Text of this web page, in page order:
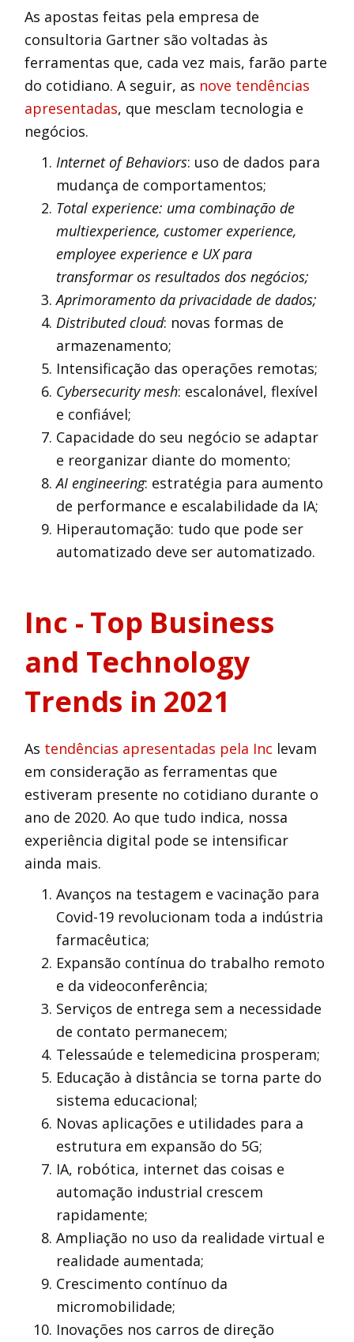
As apostas feitas pela empresa de
consultoria Gartner são voltadas às
ferramentas que, cada vez mais, farão parte
do cotidiano. A seguir, as nove tendências
apresentadas, que mesclam tecnologia e
negócios.
Internet of Behaviors: uso de dados para
mudança de comportamentos;
Total experience: uma combinação de
multiexperience, customer experience,
employee experience e UX para
transformar os resultados dos negócios;
Aprimoramento da privacidade de dados;
Distributed cloud: novas formas de
armazenamento;
Intensificação das operações remotas;
Cybersecurity mesh: escalonável, flexível
e confiável;
Capacidade do seu negócio se adaptar
e reorganizar diante do momento;
AI engineering: estratégia para aumento
de performance e escalabilidade da IA;
Hiperautomação: tudo que pode ser
automatizado deve ser automatizado.
Inc - Top Business
and Technology
Trends in 2021
As tendências apresentadas pela Inc levam
em consideração as ferramentas que
estiveram presente no cotidiano durante o
ano de 2020. Ao que tudo indica, nossa
experiência digital pode se intensificar
ainda mais.
Avanços na testagem e vacinação para
Covid-19 revolucionam toda a indústria
farmacêutica;
Expansão contínua do trabalho remoto
e da videoconferência;
Serviços de entrega sem a necessidade
de contato permanecem;
Telessaúde e telemedicina prosperam;
Educação à distância se torna parte do
sistema educacional;
Novas aplicações e utilidades para a
estrutura em expansão do 5G;
IA, robótica, internet das coisas e
automação industrial crescem
rapidamente;
Ampliação no uso da realidade virtual e
realidade aumentada;
Crescimento contínuo da
micromobilidade;
Inovações nos carros de direção